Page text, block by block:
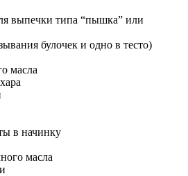
выпечки типа “пышка” или
булочек и одно в тесто)
масла
в начинку
масла